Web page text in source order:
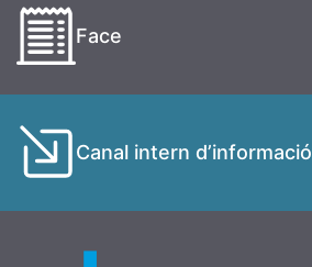
Face
Canal intern d’informació